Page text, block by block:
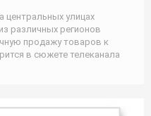
центральных улицах
различных регионов
продажу товаров к
в сюжете телеканала